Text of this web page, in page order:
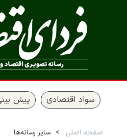
سواد اقتصادی پیش
صفحه اصلی سایر رسانه‌ها